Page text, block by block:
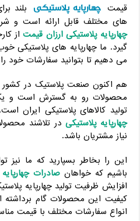
قیمت چهارپایه پلاستیکی بلند
های مختلف قابل ارائه است و
چهارپایه پلاستیکی ارزان قیمتاز
گیرد. ما چهارپایه های پلاستیکی
می دهیم تا بتوانید سفارشات خود
هم اکنون صنعت پلاستیک در کشور
محصولات رو به گسترش است و
تولید کالاهای پلاستیکی ایران
چهارپایه پلاستیکیدر تلاشند
نیاز مشتریان باشد.
این را بخاطر بسپارید که ما نیز
باشیم که خواهانصادرات
افزایش ظرفیت تولید چهارپایه
کیفیت این محصولات گام
انواع سفارشات مختلف با قیمت